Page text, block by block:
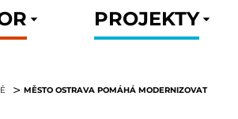
PROJEKTY
MĚSTO OSTRAVA POMÁHÁ MODERNIZOVAT